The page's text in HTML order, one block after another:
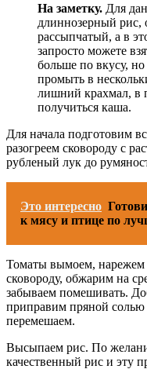
На заметку. Для
длиннозерный рис,
рассыпчатый, а в
запросто можете
больше по вкусу, но
промыть в
лишний крахмал, в
получиться каша.
Для начала подготовим
разогреем сковороду с
рубленый лук до
Это интересно
к мясу и птице по
Томаты вымоем,
сковороду, обжарим на
забываем помешивать.
приправим пряной солью
перемешаем.
Высыпаем рис. По
качественный рис и эту